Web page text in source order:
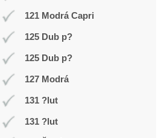
121 Modrá Capri
125 Dub p?
125 Dub p?
127 Modrá
131 ?lut
131 ?lut